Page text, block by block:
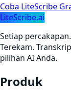
Coba LiteScribe
LiteScribe.ai
Setiap
Terekam.
pilihan AI Anda.
Produk